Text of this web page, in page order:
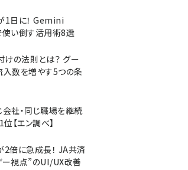
1日に！ Gemini
い倒す活用術8選
けの法則とは？ グー
入数を増やす5つの条
会社・同じ職場を継続
【エン調べ】
2倍に急成長！ JA共済
ー視点”のUI/UX改善